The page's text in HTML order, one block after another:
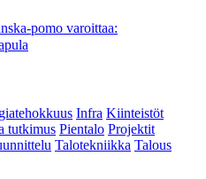
pomo varoittaa:
Infra Kiinteistöt
tutkimus Pientalo Projektit
Talotekniikka Talous